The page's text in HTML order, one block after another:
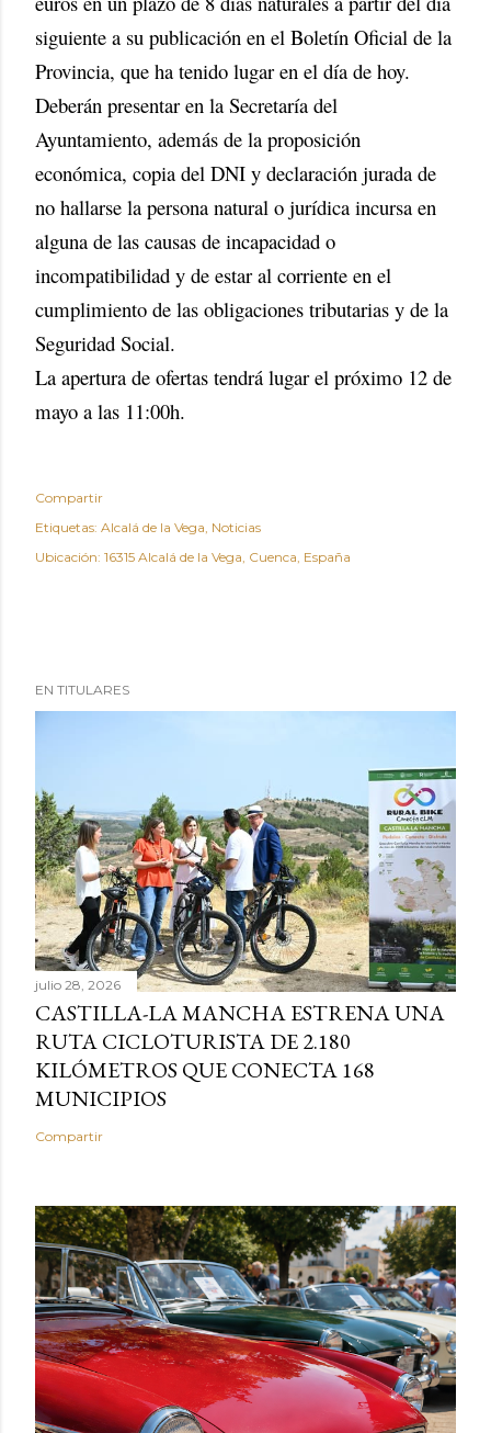
siguiente a su publicación en el Boletín Oficial de la
Provincia, que ha tenido lugar en el día de hoy.
Deberán presentar en la Secretaría del
Ayuntamiento, además de la proposición
económica, copia del DNI y declaración jurada de
no hallarse la persona natural o jurídica incursa en
alguna de las causas de incapacidad o
incompatibilidad y de estar al corriente en el
cumplimiento de las obligaciones tributarias y de la
Seguridad Social.
La apertura de ofertas tendrá lugar el próximo 12 de
mayo a las 11:00h.
Compartir
Etiquetas: Alcalá de la Vega Noticias
Ubicación: 16315 Alcalá de la Vega, Cuenca, España
EN TITULARES
julio 28, 2026
CASTILLA-LA MANCHA ESTRENA UNA
RUTA CICLOTURISTA DE 2.180
KILÓMETROS QUE CONECTA 168
MUNICIPIOS
Compartir